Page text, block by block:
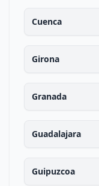
Cuenca
Girona
Granada
Guadalajara
Guipuzcoa